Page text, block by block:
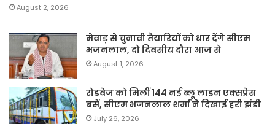
August 2, 2026
मेवाड़ से चुनावी तैयारियों को धार देंगे सीएम
भजनलाल, दो दिवसीय दौरा आज से
August 1, 2026
रोडवेज को मिलीं 144 नई ब्लू लाइन एक्सप्रेस
बसें, सीएम भजनलाल शर्मा ने दिखाई हरी झंडी
July 26, 2026